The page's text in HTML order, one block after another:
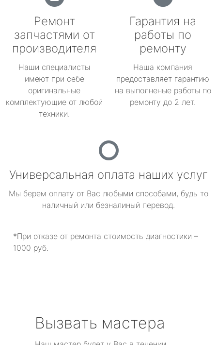
Ремонт
запчастями от
производителя
Наши специалисты
имеют при себе
оригинальные
комплектующие от любой
техники.
Гарантия на
работы по
ремонту
Наша компания
предоставляет гарантию
на выполненые работы по
ремонту до 2 лет.
Универсальная оплата наших услуг
Мы берем оплату от Вас любыми способами, будь то
наличный или безналиный перевод.
*При отказе от ремонта стоимость диагностики –
1000 руб.
Вызвать мастера